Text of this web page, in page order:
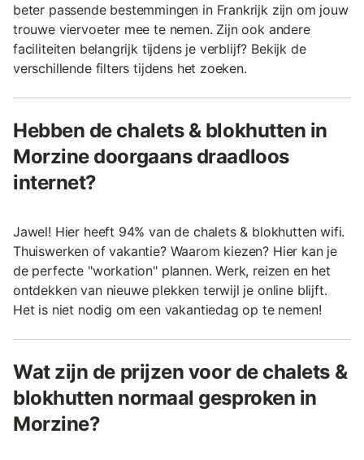
beter passende bestemmingen in Frankrijk zijn om jouw
trouwe viervoeter mee te nemen. Zijn ook andere
faciliteiten belangrijk tijdens je verblijf? Bekijk de
verschillende filters tijdens het zoeken.
Hebben de chalets & blokhutten in
Morzine doorgaans draadloos
internet?
Jawel! Hier heeft 94% van de chalets & blokhutten wifi.
Thuiswerken of vakantie? Waarom kiezen? Hier kan je
de perfecte "workation" plannen. Werk, reizen en het
ontdekken van nieuwe plekken terwijl je online blijft.
Het is niet nodig om een vakantiedag op te nemen!
Wat zijn de prijzen voor de chalets &
blokhutten normaal gesproken in
Morzine?